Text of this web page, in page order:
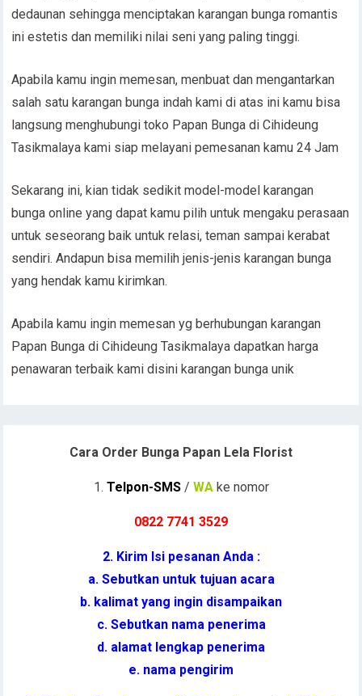
dedaunan sehingga menciptakan karangan bunga romantis
ini estetis dan memiliki nilai seni yang paling tinggi.
Apabila kamu ingin memesan, menbuat dan mengantarkan
salah satu karangan bunga indah kami di atas ini kamu bisa
langsung menghubungi toko Papan Bunga di Cihideung
Tasikmalaya kami siap melayani pemesanan kamu 24 Jam
Sekarang ini, kian tidak sedikit model-model karangan
bunga online yang dapat kamu pilih untuk mengaku perasaan
untuk seseorang baik untuk relasi, teman sampai kerabat
sendiri. Andapun bisa memilih jenis-jenis karangan bunga
yang hendak kamu kirimkan.
Apabila kamu ingin memesan yg berhubungan karangan
Papan Bunga di Cihideung Tasikmalaya dapatkan harga
penawaran terbaik kami disini karangan bunga unik
Cara Order Bunga Papan Lela Florist
1. Telpon-SMS/ WAke nomor
0822 7741 3529
2. Kirim Isi pesanan Anda :
a. Sebutkan untuk tujuan acara
b. kalimat yang ingin disampaikan
c. Sebutkan nama penerima
d. alamat lengkap penerima
e. nama pengirim